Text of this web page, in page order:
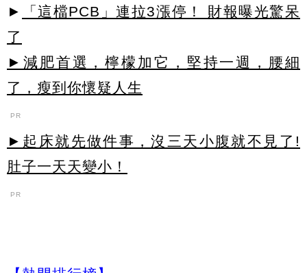
►
「這檔PCB」連拉3漲停！ 財報曝光驚呆
了
►減肥首選，檸檬加它，堅持一週，腰細
了，瘦到你懷疑人生
PR
►起床就先做件事，沒三天小腹就不見了!
肚子一天天變小！
PR